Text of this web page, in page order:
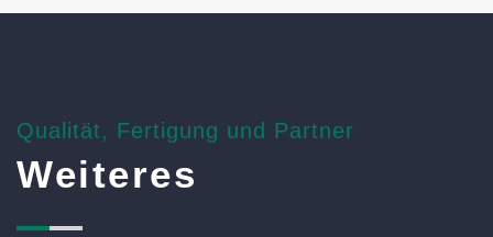
Qualität, Fertigung und Partner
Weiteres